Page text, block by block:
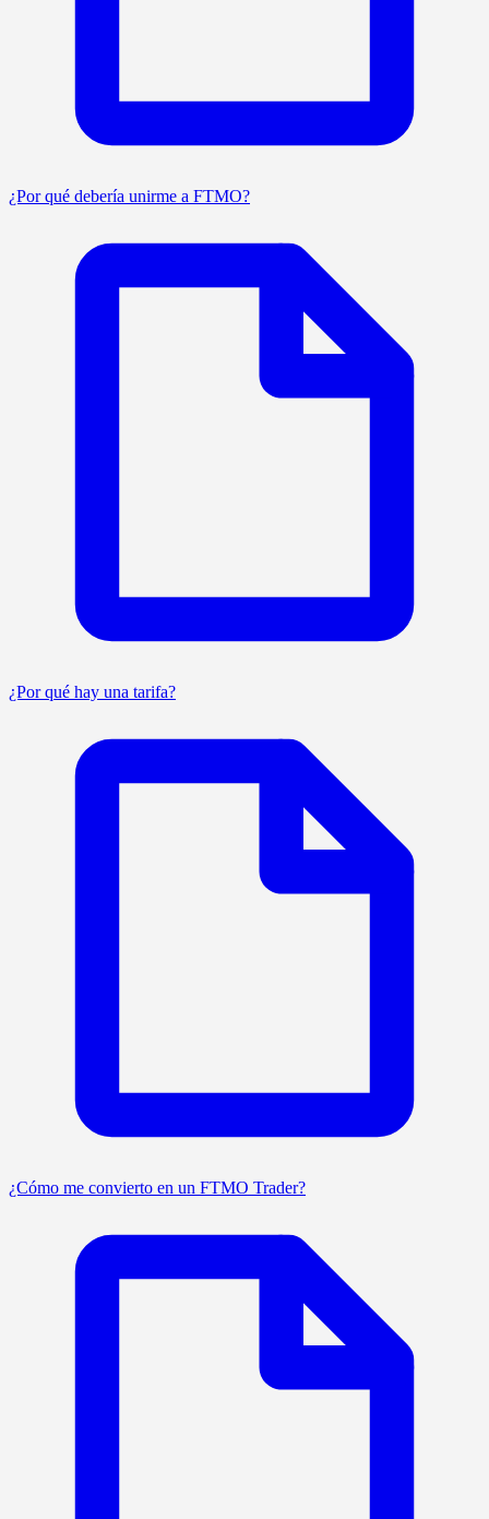
¿Por qué debería unirme a FTMO?
¿Por qué hay una tarifa?
¿Cómo me convierto en un FTMO Trader?